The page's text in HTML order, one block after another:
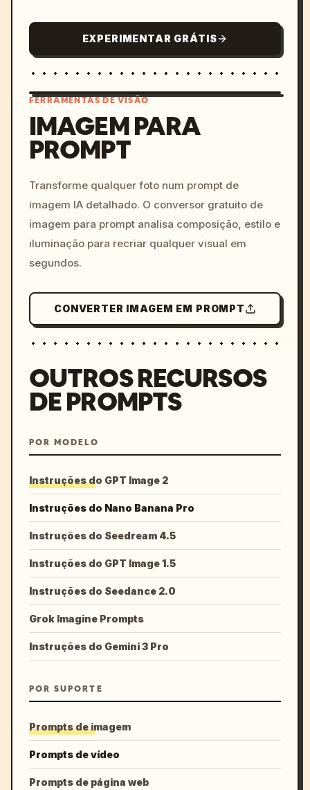
EXPERIMENTAR GRÁTIS
colors, 8k --v 6.0
FERRAMENTAS DE VISÃO
IMAGEM PARA
PROMPT
Transforme qualquer foto num prompt de
imagem IA detalhado. O conversor gratuito de
imagem para prompt analisa composição, estilo e
iluminação para recriar qualquer visual em
segundos.
CONVERTER IMAGEM EM PROMPT
OUTROS RECURSOS
DE PROMPTS
POR MODELO
Instruções do GPT Image 2
Instruções do Nano Banana Pro
Instruções do Seedream 4.5
Instruções do GPT Image 1.5
Instruções do Seedance 2.0
Grok Imagine Prompts
Instruções do Gemini 3 Pro
POR SUPORTE
Prompts de imagem
Prompts de vídeo
Prompts de página web